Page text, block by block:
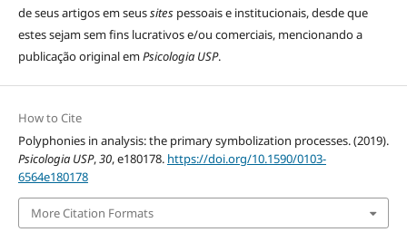
de seus artigos em seussitespessoais e institucionais, desde que
estes sejam sem fins lucrativos e/ou comerciais, mencionando a
publicação original emPsicologia USP.
How to Cite
Polyphonies in analysis: the primary symbolization processes. (2019).
Psicologia USP,30, e180178. https://doi.org/10.1590/0103-
6564e180178
More Citation Formats